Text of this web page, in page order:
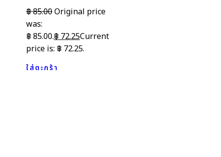
฿85.00Original price
was:
฿ 85.00.฿72.25Current
price is: ฿ 72.25.
ใส่ตะกร้า